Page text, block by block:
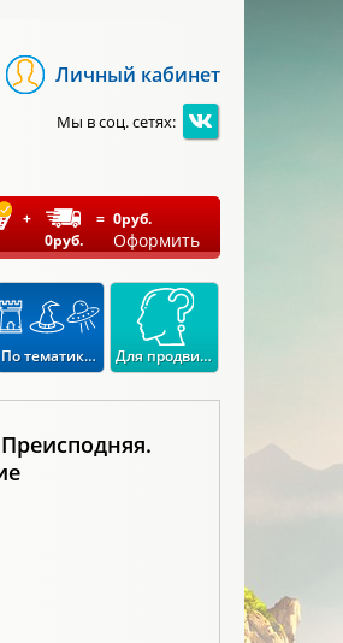
Личный кабинет
Мы в соц. сетях:
+
0руб.
= 0руб.
Оформить
По тематикам Для продвинутых